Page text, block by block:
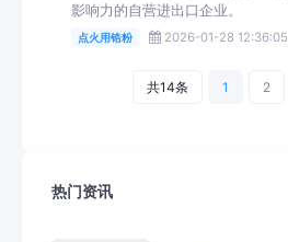
影响力的自营进出口企业。
点火用锆粉 2026-01-28 12:36:05
共14条 1 2
热门资讯